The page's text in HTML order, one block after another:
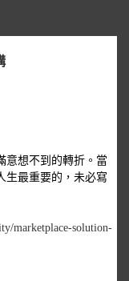
意想不到的轉折。當
生最重要的，未必寫
marketplace-solution-